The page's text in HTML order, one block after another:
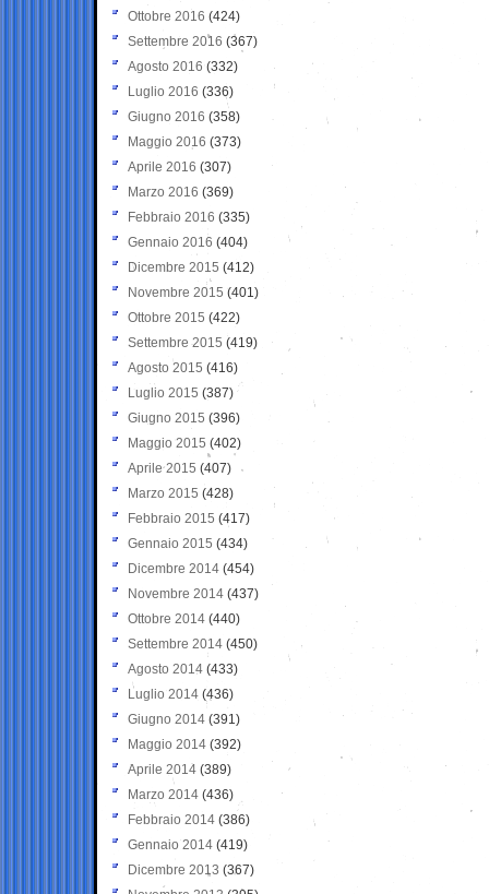
Ottobre 2016 (424)
Settembre 2016 (367)
Agosto 2016 (332)
Luglio 2016 (336)
Giugno 2016 (358)
Maggio 2016 (373)
Aprile 2016 (307)
Marzo 2016 (369)
Febbraio 2016 (335)
Gennaio 2016 (404)
Dicembre 2015 (412)
Novembre 2015 (401)
Ottobre 2015 (422)
Settembre 2015 (419)
Agosto 2015 (416)
Luglio 2015 (387)
Giugno 2015 (396)
Maggio 2015 (402)
Aprile 2015 (407)
Marzo 2015 (428)
Febbraio 2015 (417)
Gennaio 2015 (434)
Dicembre 2014 (454)
Novembre 2014 (437)
Ottobre 2014 (440)
Settembre 2014 (450)
Agosto 2014 (433)
Luglio 2014 (436)
Giugno 2014 (391)
Maggio 2014 (392)
Aprile 2014 (389)
Marzo 2014 (436)
Febbraio 2014 (386)
Gennaio 2014 (419)
Dicembre 2013 (367)